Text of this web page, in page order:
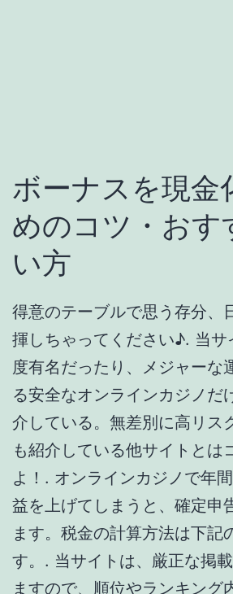
介している。無差別に高リス
も紹介している他サイトとは
よ！. オンラインカジノで年
益を上げてしまうと、確定申
ます。税金の計算方法は下記
す。. 当サイトは、厳正な掲
ますので、順位やランキング
ず、掲載されているだけで、
間違いの無い優良サービスで
ントなどを参考に、自分に合
カジノを選んでみましょう。
が10%だった場合、$100賭
$10しか賭けていないとみな
てしまうんです。. オンライ
運営されていますが、近年日